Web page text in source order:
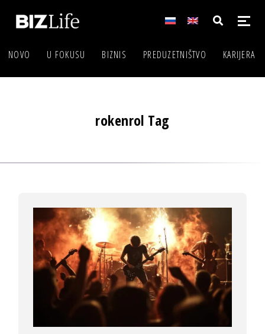
NOVO U FOKUSU BIZNIS PREDUZETNIŠTVO KARIJERA
rokenrol Tag